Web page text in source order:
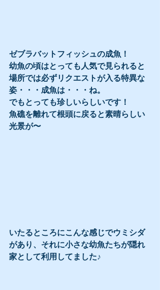
ゼブラバットフィッシュの成魚！
幼魚の頃はとっても人気で見られると
場所では必ずリクエストが入る特異な
姿・・・成魚は・・・ね。
でもとっても珍しいらしいです！
魚礁を離れて根頭に戻ると素晴らしい
光景が〜
いたるところにこんな感じでウミシダ
があり、それに小さな幼魚たちが隠れ
家として利用してました♪